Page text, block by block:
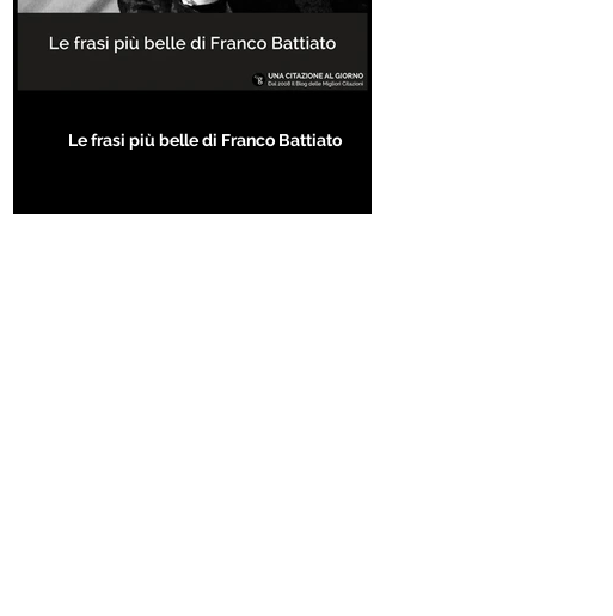
Le frasi più belle di Franco Battiato